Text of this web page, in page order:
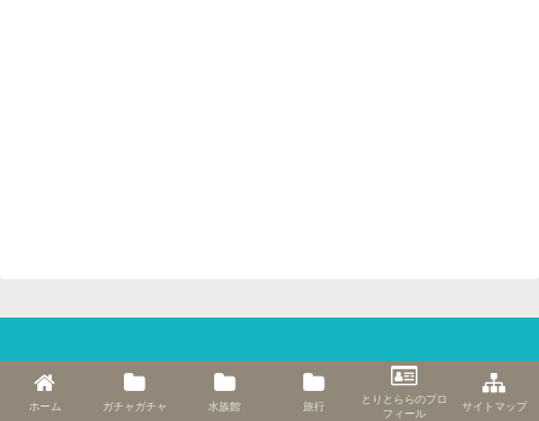
とりとららのプロフィール
サイトマップ
ホーム ガチャガチャ 水族館 旅行
とりとららのプロ
フィール
サイトマップ